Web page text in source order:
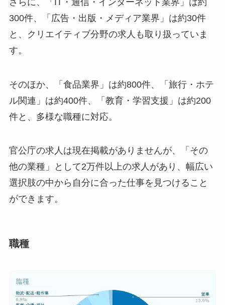
300件、「広告・出版・メディア業界」は約30件
と、クリエイティブ分野の求人も取り扱っていま
す。
そのほか、「食品業界」は約800件、「旅行・ホテ
ル関連」は約400件、「教育・学習支援」は約200
件と、多様な職種に対応。
官公庁の求人は現在掲載がありませんが、「その
他の業種」として2万件以上の求人があり、幅広い
選択肢の中から自分に合った仕事を見つけること
ができます。
職種